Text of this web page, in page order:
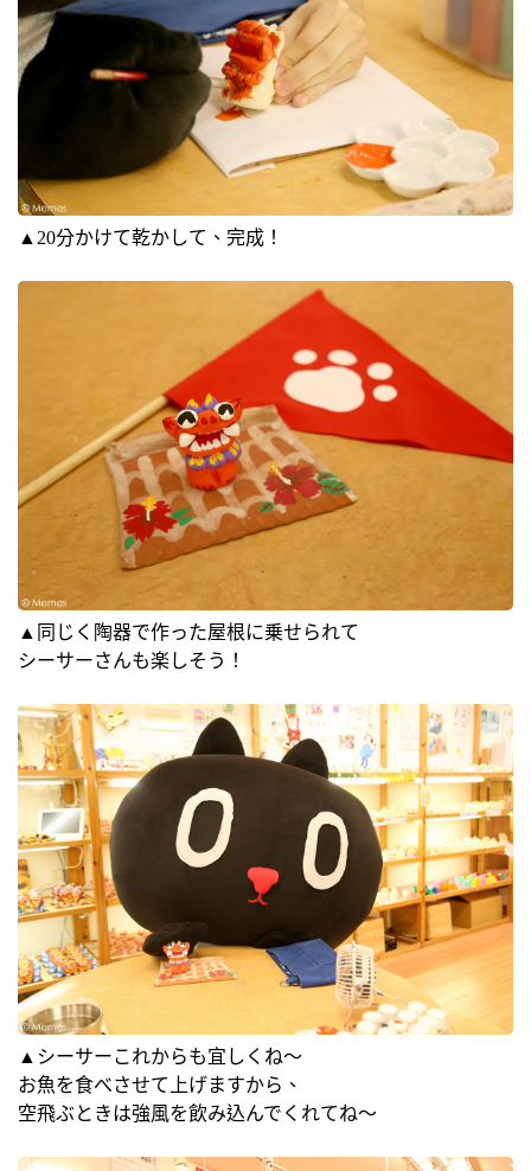
▲20分かけて乾かして、完成！
▲同じく陶器で作った屋根に乗せられて
シーサーさんも楽しそう！
▲シーサーこれからも宜しくね～
お魚を食べさせて上げますから、
空飛ぶときは強風を飲み込んでくれてね～